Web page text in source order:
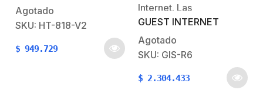
poderoso gateway VoIP
con 8 puertos FXS y un
integrado. Ofrece la
Agotado
SKU: HT-818-V2
$ 949.729
Internet. Las
características
principales incluyen una
pagina de inicio
personalizada, recopilar
los datos de marketing
GUEST INTERNET
Agotado
SKU: GIS-R6
$ 2.304.433